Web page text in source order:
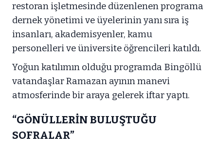
restoran işletmesinde düzenlenen programa
dernek yönetimi ve üyelerinin yanı sıra iş
insanları, akademisyenler, kamu
personelleri ve üniversite öğrencileri katıldı.
Yoğun katılımın olduğu programda Bingöllü
vatandaşlar Ramazan ayının manevi
atmosferinde bir araya gelerek iftar yaptı.
“GÖNÜLLERİN BULUŞTUĞU
SOFRALAR”